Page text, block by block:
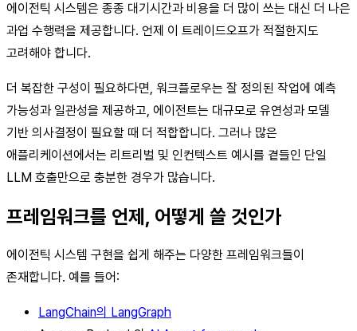
에이전틱 시스템은 종종 대기시간과 비용을 더 많이 쓰는 대신 더 나은
과업 수행력을 제공합니다. 언제 이 트레이드오프가 적절한지도
고려해야 합니다.
더 복잡한 구성이 필요하다면, 워크플로우는 잘 정의된 작업에 예측
가능성과 일관성을 제공하고, 에이전트는 대규모로 유연성과 모델
기반 의사결정이 필요할 때 더 적합합니다. 그러나 많은
애플리케이션에서는 리트리벌 및 인컨텍스트 예시를 곁들인 단일
LLM 호출만으로 충분한 경우가 많습니다.
프레임워크를 언제, 어떻게 쓸 것인가
에이전틱 시스템 구현을 쉽게 해주는 다양한 프레임워크들이
존재합니다. 예를 들어:
LangChain의 LangGraph